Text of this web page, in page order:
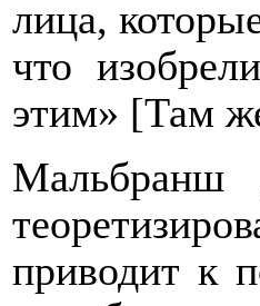
лица,
что
этим» [Там
Мальбранш
приводит к